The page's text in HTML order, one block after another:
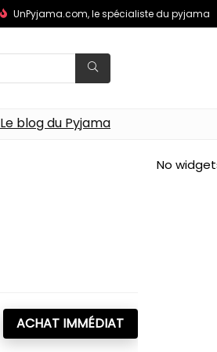
UnPyjama.com, le spécialiste du pyjama
Le blog du Pyjama
ACHAT IMMÉDIAT
No